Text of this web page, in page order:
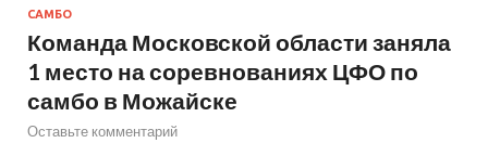
САМБО
Команда Московской области заняла
1 место на соревнованиях ЦФО по
самбо в Можайске
Оставьте комментарий